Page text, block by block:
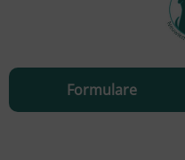
Formulare